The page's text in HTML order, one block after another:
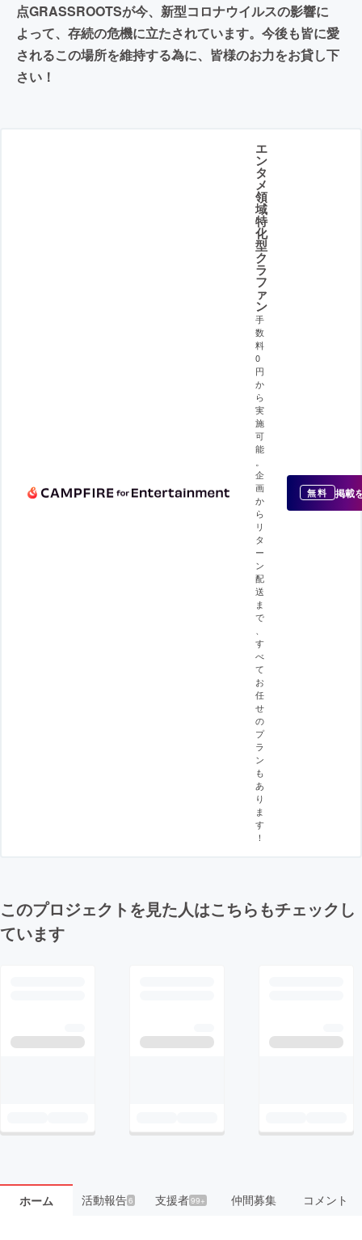
点GRASSROOTSが今、新型コロナウイルスの影響に
よって、存続の危機に立たされています。今後も皆に愛
されるこの場所を維持する為に、皆様のお力をお貸し下
さい！
エ
ン
タ
メ
領
域
特
化
型
ク
ラ
フ
ァ
ン
手
数
料
0
円
か
ら
実
施
可
能
企
画
か
ら
リ
タ
ー
ン
配
送
ま
で
す
べ
て
お
任
せ
の
プ
ラ
ン
も
あ
り
ま
す
！
無料 掲載
このプロジェクトを見た人はこちらもチェックし
ています
ホーム 活動報告6 支援者99+ 仲間募集 コメント